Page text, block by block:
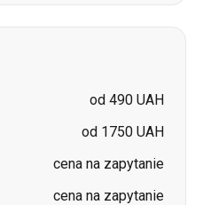
od 490 UAH
od 1750 UAH
cena na zapytanie
cena na zapytanie